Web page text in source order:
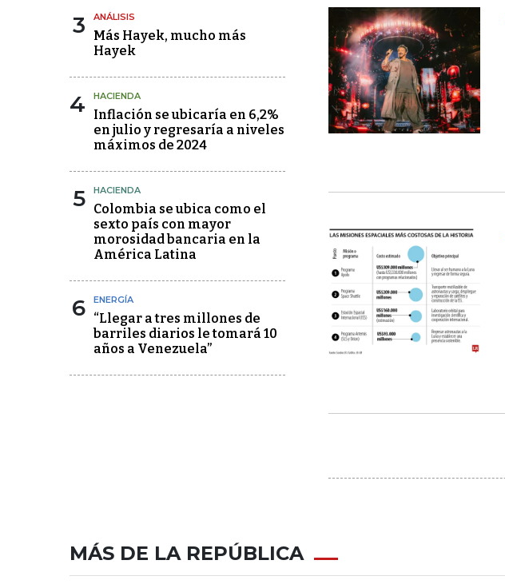
3 ANÁLISIS
Más Hayek, mucho más
Hayek
4 HACIENDA
Inflación se ubicaría en 6,2%
en julio y regresaría a niveles
máximos de 2024
5 HACIENDA
Colombia se ubica como el
sexto país con mayor
morosidad bancaria en la
América Latina
6 ENERGÍA
“Llegar a tres millones de
barriles diarios le tomará 10
años a Venezuela”
MÁS DE LA REPÚBLICA